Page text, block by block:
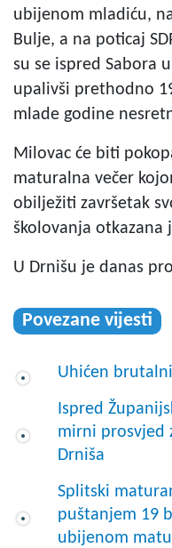
ubijenom mladiću,
Bulje, a na poticaj
su se ispred Sabora
upalivši prethodno
mlade godine
Milovac će biti
maturalna večer
obilježiti završetak
školovanja otkazana
U Drnišu je danas
Povezane vijesti
Uhićen
Ispred
mirni prosvjed
Drniša
Splitski
puštanjem 19
ubijenom